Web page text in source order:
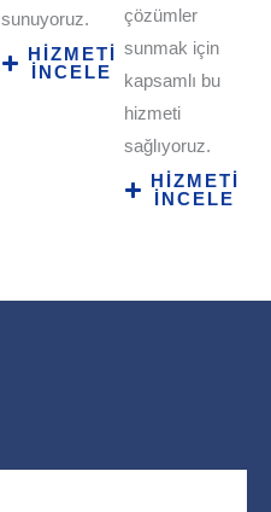
sunuyoruz.
HİZMETİ
İNCELE
çözümler
sunmak için
kapsamlı bu
hizmeti
sağlıyoruz.
HİZMETİ
İNCELE